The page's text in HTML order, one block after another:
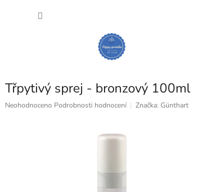
Třpytivý sprej - bronzový 100ml
Průměrné
Neohodnoceno Podrobnosti hodnocení Značka: Günthart